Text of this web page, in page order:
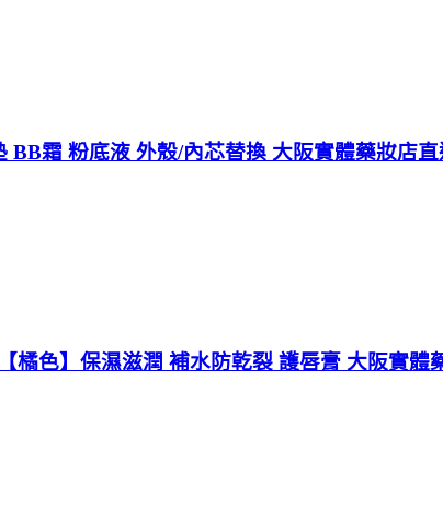
BB霜 粉底液 外殼/內芯替換 大阪實體藥妝店直
橘色】保濕滋潤 補水防乾裂 護唇膏 大阪實體